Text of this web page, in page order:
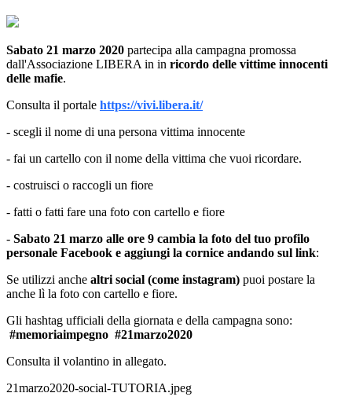
Sabato 21 marzo 2020 partecipa alla campagna promossa
dall'Associazione LIBERA in in ricordo delle vittime innocenti
delle mafie.
Consulta il portale https://vivi.libera.it/
- scegli il nome di una persona vittima innocente
- fai un cartello con il nome della vittima che vuoi ricordare.
- costruisci o raccogli un fiore
- fatti o fatti fare una foto con cartello e fiore
- Sabato 21 marzo alle ore 9 cambia la foto del tuo profilo
personale Facebook e aggiungi la cornice andando sul link:
Se utilizzi anche altri social (come instagram) puoi postare la
anche lì la foto con cartello e fiore.
Gli hashtag ufficiali della giornata e della campagna sono:
#memoriaimpegno #21marzo2020
Consulta il volantino in allegato.
21marzo2020-social-TUTORIA.jpeg